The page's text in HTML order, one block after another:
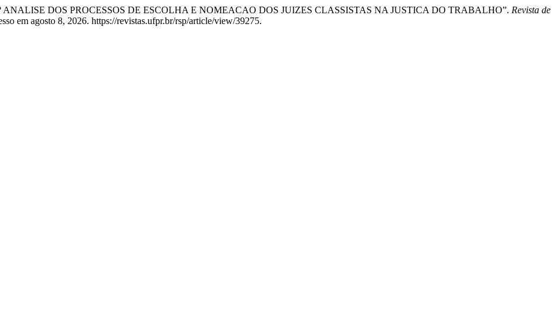
ANALISE DOS PROCESSOS DE ESCOLHA E NOMEACAO DOS JUIZES CLASSISTAS NA JUSTICA DO TRABALHO”. Revista de
em agosto 8, 2026. https://revistas.ufpr.br/rsp/article/view/39275.